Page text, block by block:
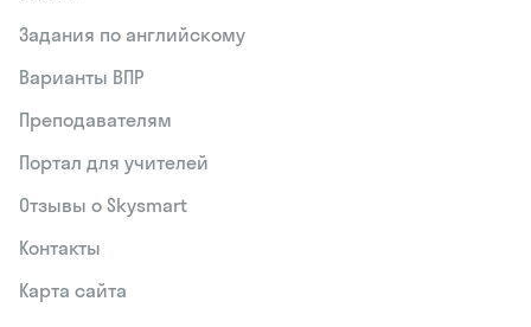
Задания по английскому
Варианты ВПР
Преподавателям
Портал для учителей
Отзывы о Skysmart
Контакты
Карта сайта